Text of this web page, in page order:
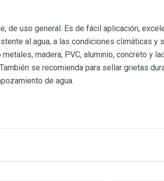
de uso general. Es de fácil aplicación,
al agua, a las condiciones climáticas y
madera, PVC, aluminio, concreto y
se recomienda para sellar grietas
de agua.